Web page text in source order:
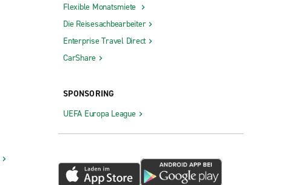
Flexible Monatsmiete
Die Reisesachbearbeiter
Enterprise Travel Direct
CarShare
SPONSORING
UEFA Europa League